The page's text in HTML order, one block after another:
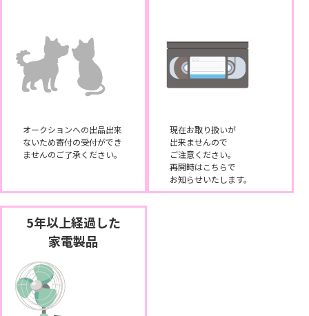
オークションへの出品出来
ないため寄付の受付ができ
ませんのご了承ください。
現在お取り扱いが
出来ませんので
ご注意ください。
再開時はこちらで
お知らせいたします。
5年以上経過した
家電製品